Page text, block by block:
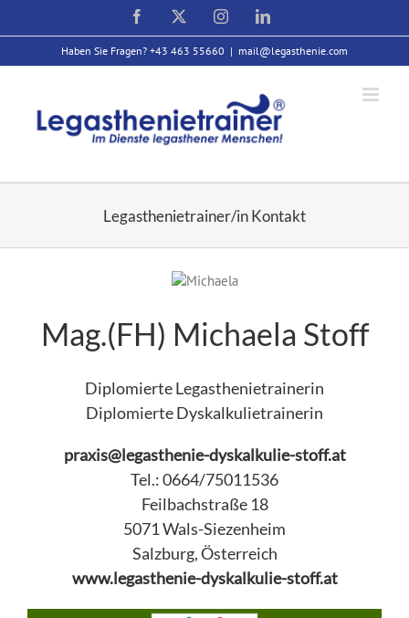
Facebook InstagramLinkedIn
Haben Sie Fragen? +43 463 55660 | mail@legasthenie.com
Legasthenietrainer/in Kontakt
Mag.(FH) Michaela Stoff
Diplomierte Legasthenietrainerin
Diplomierte Dyskalkulietrainerin
praxis@legasthenie-dyskalkulie-stoff.at
Tel.: 0664/75011536
Feilbachstraße 18
5071 Wals-Siezenheim
Salzburg, Österreich
www.legasthenie-dyskalkulie-stoff.at